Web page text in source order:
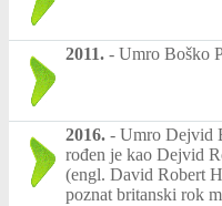
2011. - Umro Boško
2016. - Umro Dejvid
rođen je kao Dejvid
(engl. David Robert
poznat britanski rok